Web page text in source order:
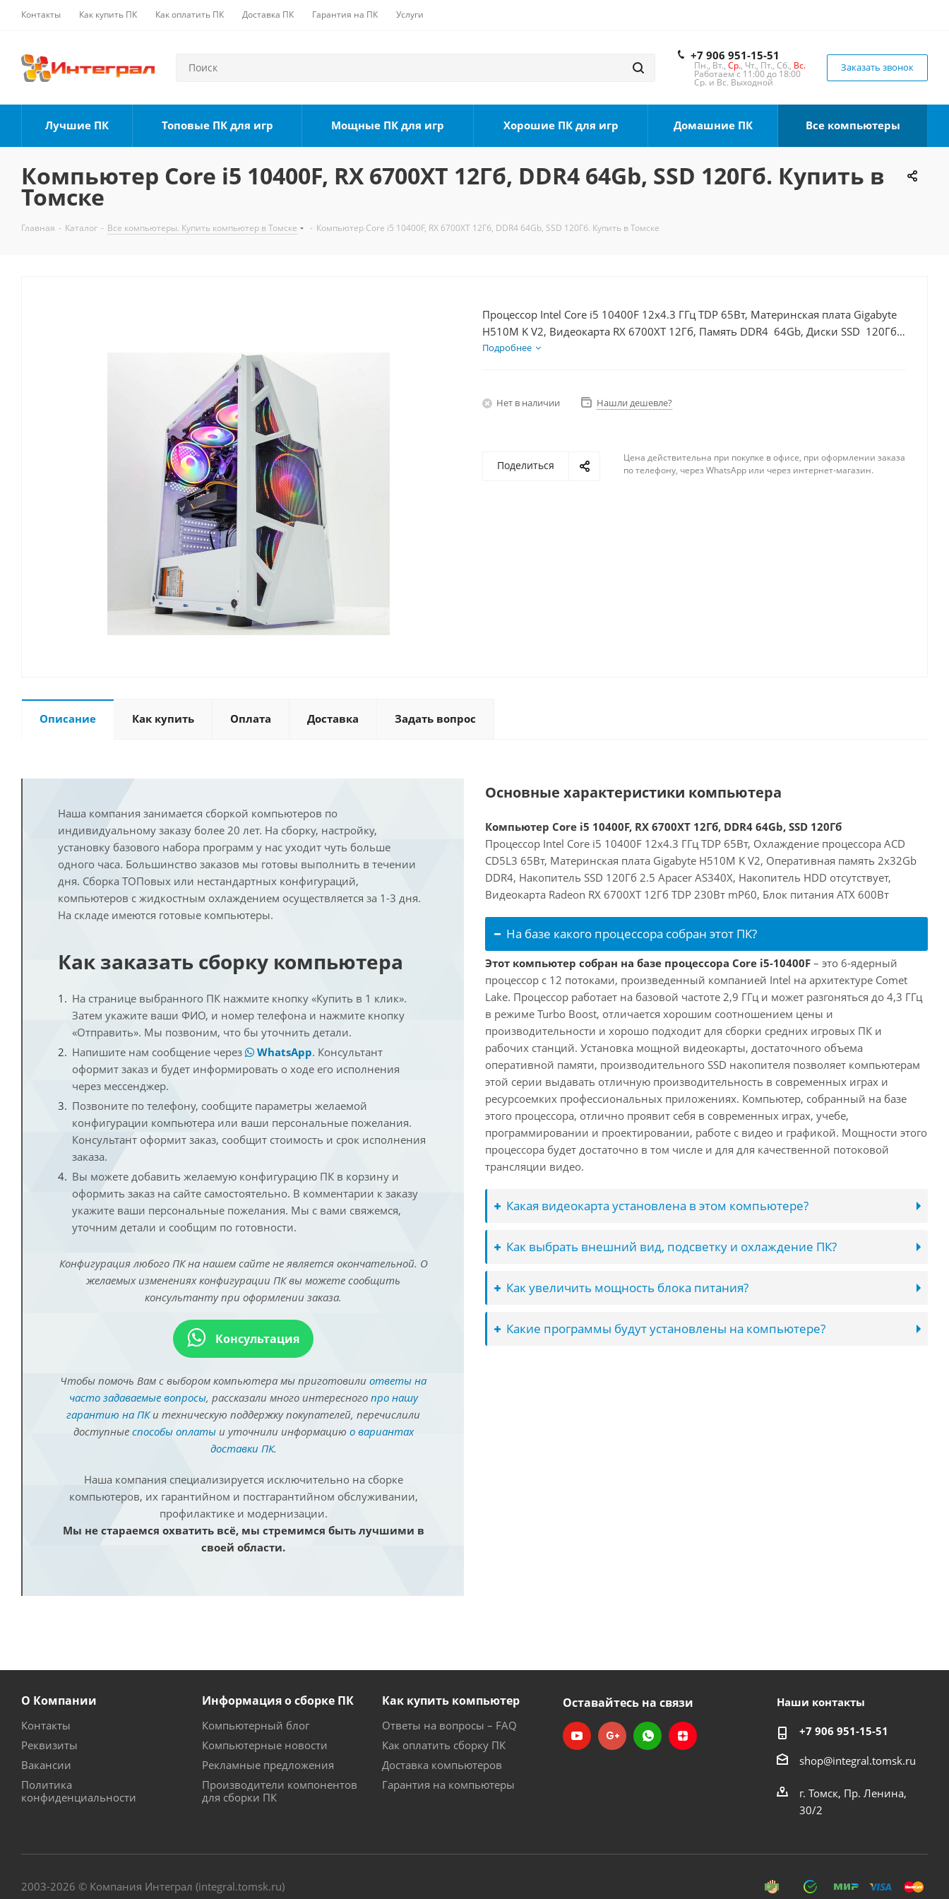
Контакты Как купить ПК Как оплатить ПК Доставка ПК Гарантия на ПК Услуги
+7 906 951-15-51
Пн., Вт., Ср., Чт., Пт., Сб., Вс.
Работаем с 11:00 до 18:00
Ср. и Вс. Выходной
Заказать звонок
Лучшие ПК Топовые ПК для игр Мощные ПК для игр Хорошие ПК для игр Домашние ПК Все компьютеры
Компьютер Core i5 10400F, RX 6700XT 12Гб, DDR4 64Gb, SSD 120Гб. Купить в
Томске
Главная - Каталог - Все компьютеры. Купить компьютер в Томске - Компьютер Core i5 10400F, RX 6700XT 12Гб, DDR4 64Gb, SSD 120Гб. Купить в Томске
Процессор Intel Core i5 10400F 12x4.3 ГГц TDP 65Вт, Материнская плата Gigabyte
H510M K V2, Видеокарта RX 6700XT 12Гб, Память DDR4 64Gb, Диски SSD 120Гб,
БП 600Вт
Подробнее
Нет в наличии Нашли дешевле?
Поделиться
Цена действительна при покупке в офисе, при оформлении заказа
по телефону, через WhatsApp или через интернет-магазин.
Описание Как купить Оплата Доставка Задать вопрос
Наша компания занимается сборкой компьютеров по
индивидуальному заказу более 20 лет. На сборку, настройку,
установку базового набора программ у нас уходит чуть больше
одного часа. Большинство заказов мы готовы выполнить в течении
дня. Сборка ТОПовых или нестандартных конфигураций,
компьютеров с жидкостным охлаждением осуществляется за 1-3 дня.
На складе имеются готовые компьютеры.
Как заказать сборку компьютера
На странице выбранного ПК нажмите кнопку «Купить в 1 клик».
Затем укажите ваши ФИО, и номер телефона и нажмите кнопку
«Отправить». Мы позвоним, что бы уточнить детали.
Напишите нам сообщение через
WhatsApp. Консультант
оформит заказ и будет информировать о ходе его исполнения
через мессенджер.
Позвоните по телефону, сообщите параметры желаемой
конфигурации компьютера или ваши персональные пожелания.
Консультант оформит заказ, сообщит стоимость и срок исполнения
заказа.
Вы можете добавить желаемую конфигурацию ПК в корзину и
оформить заказ на сайте самостоятельно. В комментарии к заказу
укажите ваши персональные пожелания. Мы с вами свяжемся,
уточним детали и сообщим по готовности.
Конфигурация любого ПК на нашем сайте не является окончательной. О
желаемых изменениях конфигурации ПК вы можете сообщить
консультанту при оформлении заказа.
Консультация
Чтобы помочь Вам с выбором компьютера мы приготовили ответы на
часто задаваемые вопросы, рассказали много интересного про нашу
гарантию на ПКи техническую поддержку покупателей, перечислили
доступные способы оплатыи уточнили информацию о вариантах
доставки ПК.
Наша компания специализируется исключительно на сборке
компьютеров, их гарантийном и постгарантийном обслуживании,
профилактике и модернизации.
Мы не стараемся охватить всё, мы стремимся быть лучшими в
своей области.
Основные характеристики компьютера
Компьютер Core i5 10400F, RX 6700XT 12Гб, DDR4 64Gb, SSD 120Гб
Процессор Intel Core i5 10400F 12x4.3 ГГц TDP 65Вт, Охлаждение процессора ACD
CD5L3 65Вт, Материнская плата Gigabyte H510M K V2, Оперативная память 2x32Gb
DDR4, Накопитель SSD 120Гб 2.5 Apacer AS340X, Накопитель HDD отсутствует,
Видеокарта Radeon RX 6700XT 12Гб TDP 230Вт mP60, Блок питания ATX 600Вт
На базе какого процессора собран этот ПК?
Этот компьютер собран на базе процессора Core i5-10400F – это 6-ядерный
процессор с 12 потоками, произведенный компанией Intel на архитектуре Comet
Lake. Процессор работает на базовой частоте 2,9 ГГц и может разгоняться до 4,3 ГГц
в режиме Turbo Boost, отличается хорошим соотношением цены и
производительности и хорошо подходит для сборки средних игровых ПК и
рабочих станций. Установка мощной видеокарты, достаточного объема
оперативной памяти, производительного SSD накопителя позволяет компьютерам
этой серии выдавать отличную производительность в современных играх и
ресурсоемких профессиональных приложениях. Компьютер, собранный на базе
этого процессора, отлично проявит себя в современных играх, учебе,
программировании и проектировании, работе с видео и графикой. Мощности этого
процессора будет достаточно в том числе и для для качественной потоковой
трансляции видео.
Какая видеокарта установлена в этом компьютере?
Как выбрать внешний вид, подсветку и охлаждение ПК?
Как увеличить мощность блока питания?
Какие программы будут установлены на компьютере?
О Компании
Контакты
Реквизиты
Вакансии
Политика
конфиденциальности
Информация о сборке ПК
Компьютерный блог
Компьютерные новости
Рекламные предложения
Производители компонентов
для сборки ПК
Как купить компьютер
Ответы на вопросы – FAQ
Как оплатить сборку ПК
Доставка компьютеров
Гарантия на компьютеры
Оставайтесь на связи Наши контакты
+7 906 951-15-51
shop@integral.tomsk.ru
г. Томск, Пр. Ленина,
30/2
2003-2026 © Компания Интеграл (integral.tomsk.ru)